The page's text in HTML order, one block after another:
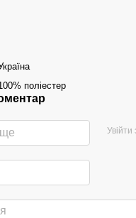
поліестер